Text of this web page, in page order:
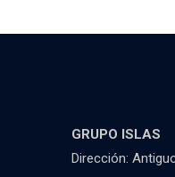
GRUPO ISLAS
Dirección: